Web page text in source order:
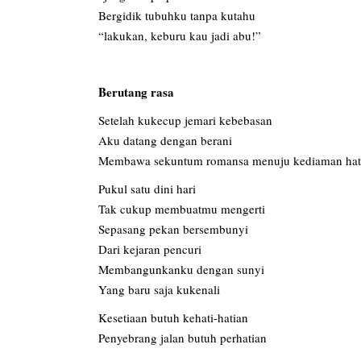
Bergidik tubuhku tanpa kutahu
“lakukan, keburu kau jadi abu!”
Berutang rasa
Setelah kukecup jemari kebebasan
Aku datang dengan berani
Membawa sekuntum romansa menuju kediaman
Pukul satu dini hari
Tak cukup membuatmu mengerti
Sepasang pekan bersembunyi
Dari kejaran pencuri
Membangunkanku dengan sunyi
Yang baru saja kukenali
Kesetiaan butuh kehati-hatian
Penyebrang jalan butuh perhatian